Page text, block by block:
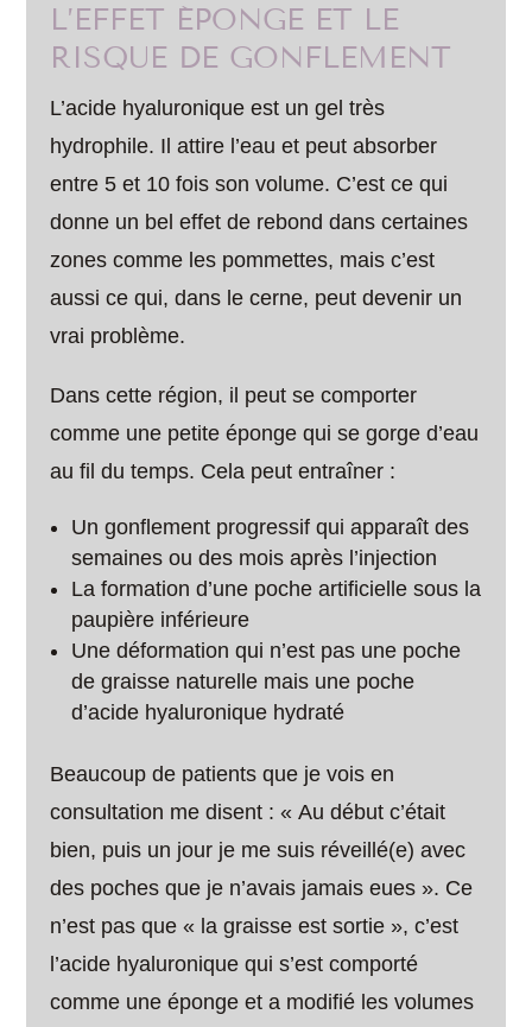
L’EFFET ÉPONGE ET LE
RISQUE DE GONFLEMENT
L’acide hyaluronique est un gel très
hydrophile. Il attire l’eau et peut absorber
entre 5 et 10 fois son volume. C’est ce qui
donne un bel effet de rebond dans certaines
zones comme les pommettes, mais c’est
aussi ce qui, dans le cerne, peut devenir un
vrai problème.
Dans cette région, il peut se comporter
comme une petite éponge qui se gorge d’eau
au fil du temps. Cela peut entraîner :
Un gonflement progressif qui apparaît des
semaines ou des mois après l’injection
La formation d’une poche artificielle sous la
paupière inférieure
Une déformation qui n’est pas une poche
de graisse naturelle mais une poche
d’acide hyaluronique hydraté
Beaucoup de patients que je vois en
consultation me disent : « Au début c’était
bien, puis un jour je me suis réveillé(e) avec
des poches que je n’avais jamais eues ». Ce
n’est pas que « la graisse est sortie », c’est
l’acide hyaluronique qui s’est comporté
comme une éponge et a modifié les volumes